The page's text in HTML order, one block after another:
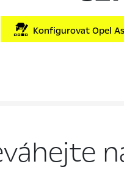
Konfigurovat Opel